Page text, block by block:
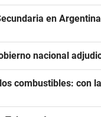
en
nacional
combustibles: con